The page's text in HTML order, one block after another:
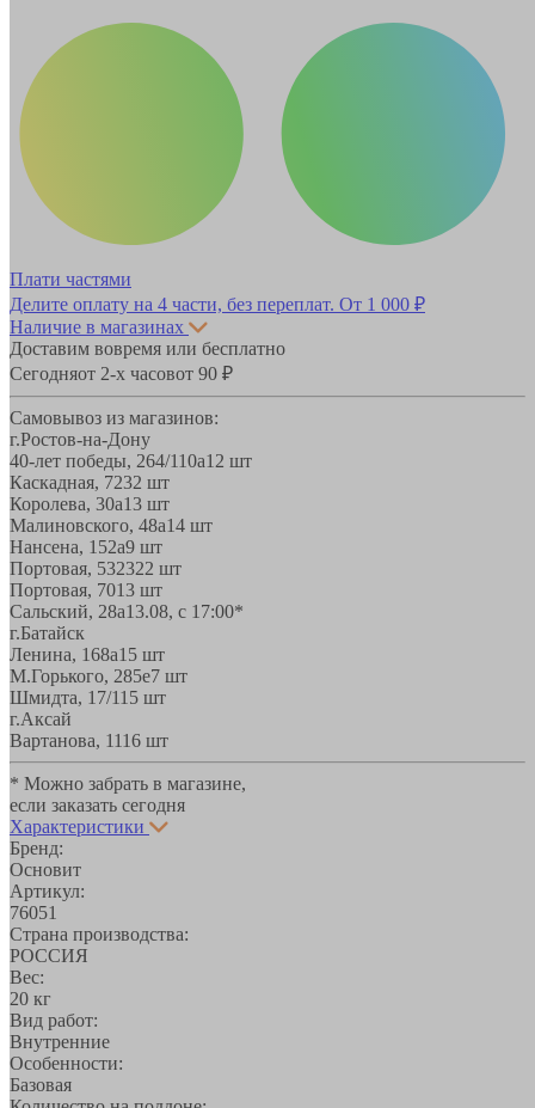
Плати частями
Делите оплату на 4 части, без переплат. От 1 000 ₽
Наличие в магазинах
Доставим вовремя или бесплатно
Сегодняот 2-х часовот 90 ₽
Самовывоз из магазинов:
г.Ростов-на-Дону
40-лет победы, 264/110а12 шт
Каскадная, 7232 шт
Королева, 30а13 шт
Малиновского, 48а14 шт
Нансена, 152а9 шт
Портовая, 532322 шт
Портовая, 7013 шт
Сальский, 28a13.08, с 17:00*
г.Батайск
Ленина, 168а15 шт
М.Горького, 285е7 шт
Шмидта, 17/115 шт
г.Аксай
Вартанова, 1116 шт
* Можно забрать в магазине,
если заказать сегодня
Характеристики
Бренд:
Основит
Артикул:
76051
Страна производства:
РОССИЯ
Вес:
20 кг
Вид работ:
Внутренние
Особенности:
Базовая